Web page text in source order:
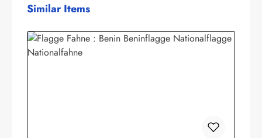
Produktgalerie überspringen
Similar Items